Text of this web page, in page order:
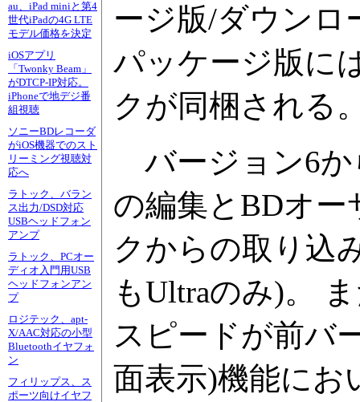
au、iPad miniと第4
世代iPadの4G LTE
モデル価格を決定
iOSアプリ
「Twonky Beam」
がDTCP-IP対応。
iPhoneで地デジ番
組視聴
ソニーBDレコーダ
がiOS機器でのスト
リーミング視聴対
応へ
ラトック、バラン
ス出力/DSD対応
USBヘッドフォン
アンプ
ラトック、PCオー
ディオ入門用USB
ヘッドフォンアン
プ
ロジテック、apt-
X/AAC対応の小型
Bluetoothイヤフォ
ン
フィリップス、ス
ポーツ向けイヤフ
ージ版/ダウンロ
パッケージ版に
クが同梱される
バージョン6か
の編集とBDオー
クからの取り込
もUltraのみ)。
スピードが前バ
面表示)機能にお